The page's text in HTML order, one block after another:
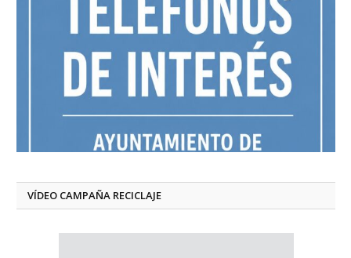
VÍDEO CAMPAÑA RECICLAJE